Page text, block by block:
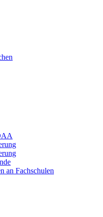
an Fachschulen